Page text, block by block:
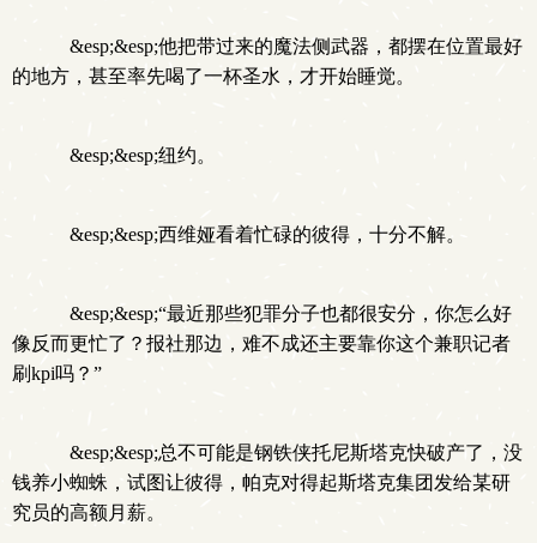
&esp;&esp;他把带过来的魔法侧武器，都摆在位置最好
的地方，甚至率先喝了一杯圣水，才开始睡觉。
&esp;&esp;纽约。
&esp;&esp;西维娅看着忙碌的彼得，十分不解。
&esp;&esp;“最近那些犯罪分子也都很安分，你怎么好
像反而更忙了？报社那边，难不成还主要靠你这个兼职记者
刷kpi吗？”
&esp;&esp;总不可能是钢铁侠托尼斯塔克快破产了，没
钱养小蜘蛛，试图让彼得，帕克对得起斯塔克集团发给某研
究员的高额月薪。